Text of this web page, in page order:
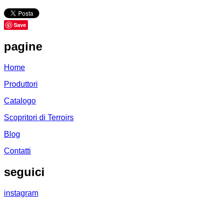
Save
pagine
Home
Produttori
Catalogo
Scopritori di Terroirs
Blog
Contatti
seguici
instagram